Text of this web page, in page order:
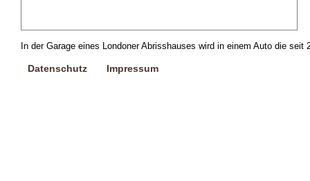
In der Garage eines Londoner Abrisshauses wird in einem Auto die
Datenschutz Impressum